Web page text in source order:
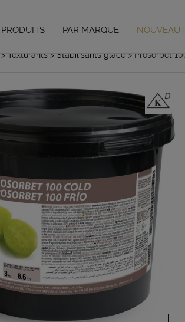
PRODUITS PAR MARQUE
> Texturants > Stabilisants glace > Prosorbet